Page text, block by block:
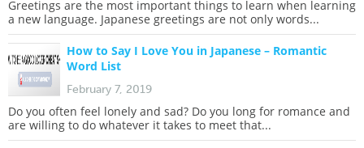
Greetings are the most important things to learn when learning
a new language. Japanese greetings are not only words...
How to Say I Love You in Japanese – Romantic
Word List
February 7, 2019
Do you often feel lonely and sad? Do you long for romance and
are willing to do whatever it takes to meet that...